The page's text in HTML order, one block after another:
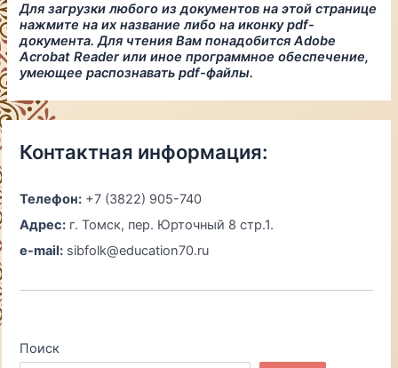
Для загрузки любого из документов на этой странице
нажмите на их название либо на иконку pdf-
документа. Для чтения Вам понадобится Adobe
Acrobat Reader или иное программное обеспечение,
умеющее распознавать pdf-файлы.
Контактная информация:
Телефон: +7 (3822) 905-740
Адрес: г. Томск, пер. Юрточный 8 стр.1.
e-mail: sibfolk@education70.ru
Поиск